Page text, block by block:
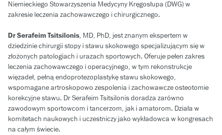
Niemieckiego Stowarzyszenia Medycyny Kręgosłupa (DWG) w
zakresie leczenia zachowawczego i chirurgicznego.
Dr Serafeim Tsitsilonis, MD, PhD, jest znanym ekspertem w
dziedzinie chirurgii stopy i stawu skokowego specjalizującym się w
złożonych patologiach i urazach sportowych. Oferuje pełen zakres
leczenia zachowawczego i operacyjnego, w tym rekonstrukcje
więzadeł, pełną endoprotezoplastykę stawu skokowego,
wspomagane artroskopowo zespolenia i zachowawcze osteotomie
korekcyjne stawu. Dr Serafeim Tsitsilonis doradza zarówno
zawodowym sportowcom i tancerzom, jak i amatorom. Działa w
komitetach naukowych i uczestniczy jako wykładowca w kongresach
na całym świecie.